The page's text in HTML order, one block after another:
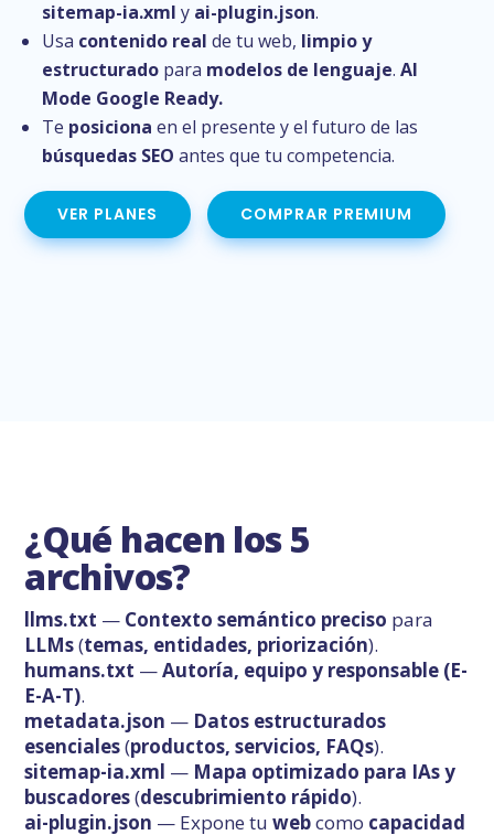
sitemap-ia.xml y ai-plugin.json.
Usa contenido real de tu web, limpio y
estructurado para modelos de lenguaje.AI
Mode Google Ready.
Te posiciona en el presente y el futuro de las
búsquedas SEO antes que tu competencia.
VER PLANES COMPRAR PREMIUM
¿Qué hacen los 5
archivos?
llms.txt — Contexto semántico preciso para
LLMs(temas, entidades, priorización).
humans.txt —Autoría, equipo y responsable (E-
E-A-T).
metadata.json — Datos estructurados
esenciales(productos, servicios, FAQs).
sitemap-ia.xml — Mapa optimizado para IAs y
buscadores(descubrimiento rápido).
ai-plugin.json — Expone tuwebcomo capacidad